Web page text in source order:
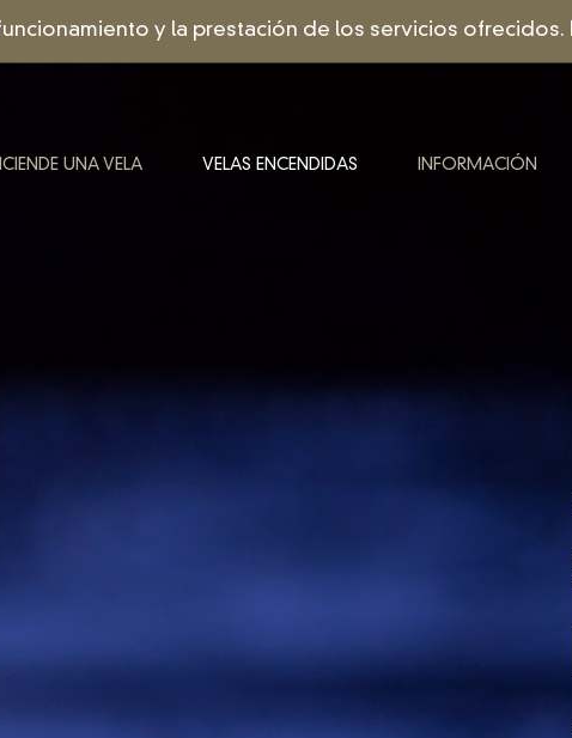
y la prestación de los servicios
UNA VELA VELAS ENCENDIDAS INFORMACIÓN